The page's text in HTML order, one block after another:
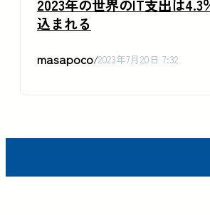
2023年の世界のIT支出は4.3
込まれる
masapoco/2023年7月20日 7:32